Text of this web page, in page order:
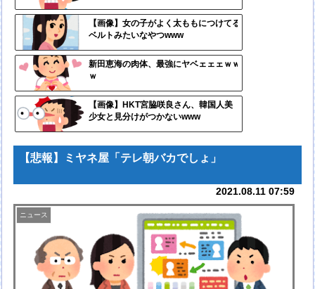
【画像】女の子がよく太ももにつけてる
ベルトみたいなやつwww
新田恵海の肉体、最強にヤベェェェｗｗ
ｗ
【画像】HKT宮脇咲良さん、韓国人美
少女と見分けがつかないwww
定リ
ンク
ツー
ル
【悲報】ミヤネ屋「テレ朝バカでしょ」
2021.08.11 07:59
ニュース